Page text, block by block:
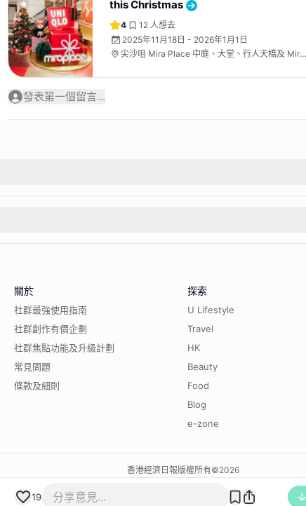
this Christmas
4 12 人想去
2025年11月18日 - 2026年1月1日
尖沙咀 Mira Place 中庭、大堂、行人天橋及 Mira
發表第一個留言...
19
關於
社群最強使用指南
社群創作有價企劃
社群焦點功能及升級計劃
常見問題
條款及細則
探索
U Lifestyle
Travel
HK
Beauty
Food
Blog
e-zone
香港經濟日報版權所有©2026